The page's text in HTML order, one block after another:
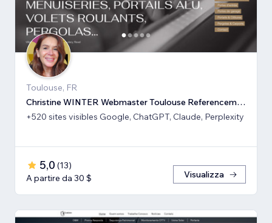
Toulouse, FR
Christine WINTER Webmaster Toulouse Referencement SEO GEO IA
+520 sites visibles Google, ChatGPT, Claude, Perplexity
5,0 (13)
A partire da 30 $
Visualizza